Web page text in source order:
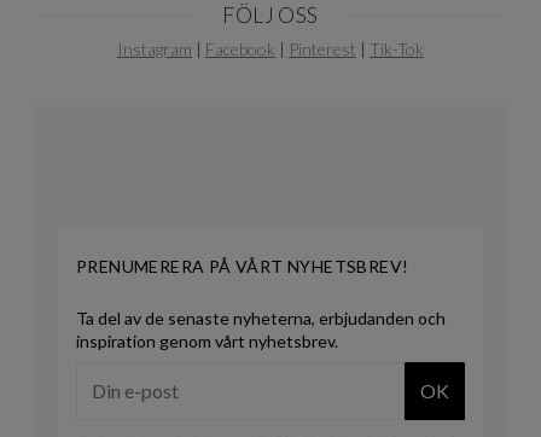
FÖLJ OSS
Instagram | Facebook | Pinterest | Tik-Tok
PRENUMERERA PÅ VÅRT NYHETSBREV!
Ta del av de senaste nyheterna, erbjudanden och
inspiration genom vårt nyhetsbrev.
OK